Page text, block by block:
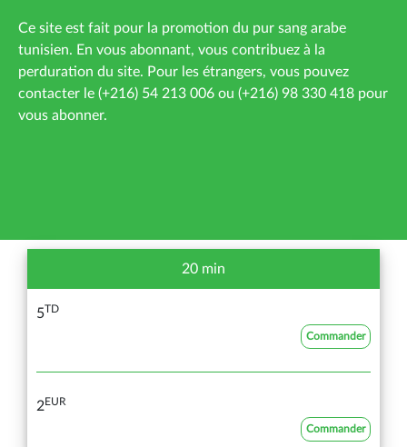
Ce site est fait pour la promotion du pur sang arabe
tunisien. En vous abonnant, vous contribuez à la
perduration du site. Pour les étrangers, vous pouvez
contacter le (+216) 54 213 006 ou (+216) 98 330 418 pour
vous abonner.
20 min
5TD
Commander
2EUR
Commander